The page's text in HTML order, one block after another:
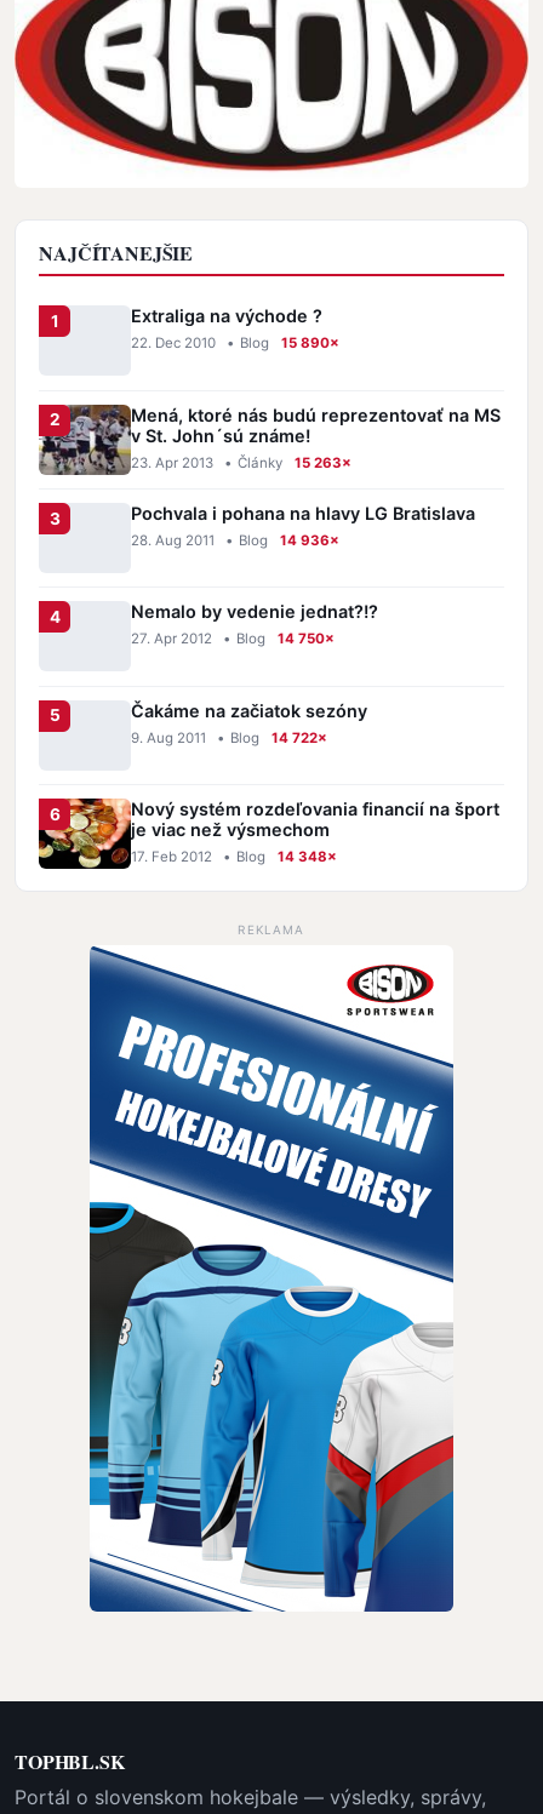
NAJČÍTANEJŠIE
Extraliga na východe ?
22. Dec 2010 • Blog 15 890×
Mená, ktoré nás budú reprezentovať na MS
v St. John´sú známe!
23. Apr 2013 • Články 15 263×
Pochvala i pohana na hlavy LG Bratislava
28. Aug 2011 • Blog 14 936×
Nemalo by vedenie jednat?!?
27. Apr 2012 • Blog 14 750×
Čakáme na začiatok sezóny
9. Aug 2011 • Blog 14 722×
Nový systém rozdeľovania financií na šport
je viac než výsmechom
17. Feb 2012 • Blog 14 348×
REKLAMA
TOPHBL.SK
Portál o slovenskom hokejbale — výsledky, správy,